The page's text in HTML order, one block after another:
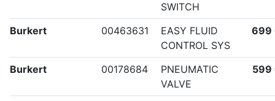
SWITCH
Burkert 00463631
EASY FLUID
CONTROL SYS
699
Burkert 00178684
PNEUMATIC
VALVE
599